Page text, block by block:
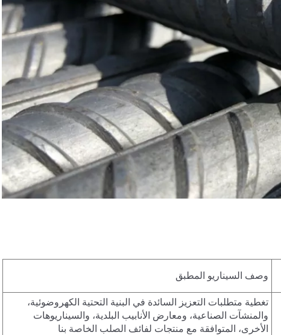
وصف السيناريو المطبق
تغطية متطلبات التعزيز السائدة في البنية التحتية الكهروضوئية،
والمنشآت الصناعية، ومعارض الأنابيب البلدية، والسيناريوهات
الأخرى، المتوافقة مع منتجات لفائف الصلب الخاصة بنا